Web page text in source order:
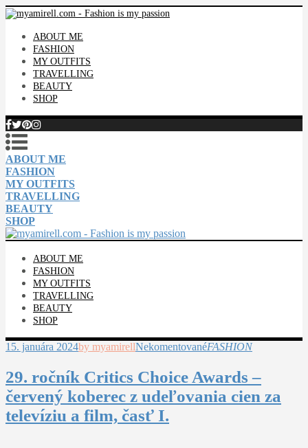
ABOUT ME
FASHION
MY OUTFITS
TRAVELLING
BEAUTY
SHOP
ABOUT ME
FASHION
MY OUTFITS
TRAVELLING
BEAUTY
SHOP
ABOUT ME
FASHION
MY OUTFITS
TRAVELLING
BEAUTY
SHOP
15. januára 2024by myamirellNekomentovanéFASHION
29. ročník Critics Choice Awards –
červený koberec z udeľovania cien za
televíziu a film, časť I.